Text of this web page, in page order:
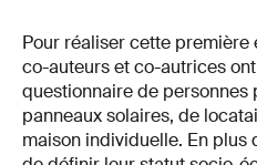
Pour réaliser cette
co-auteurs et co-autrices
questionnaire de personnes
panneaux solaires, de
maison individuelle. En